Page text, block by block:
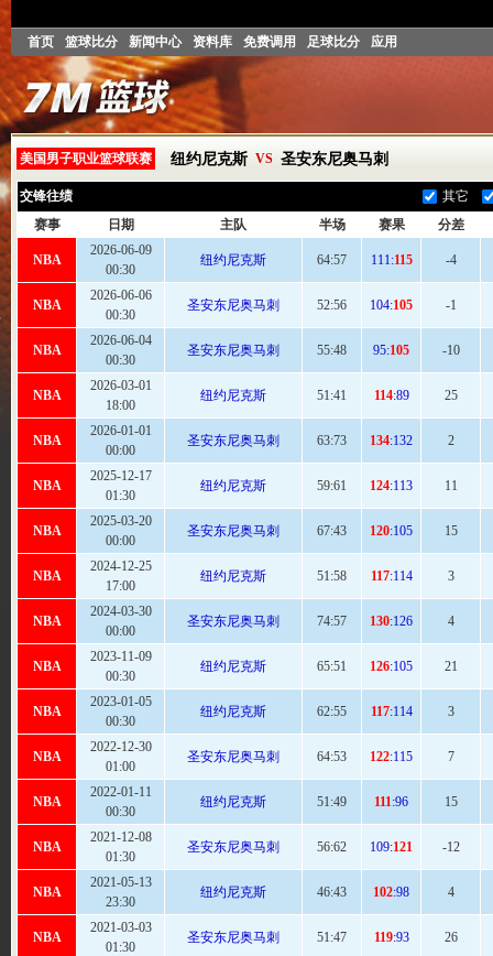
首页 篮球比分 新闻中心 资料库 免费调用 足球比分 应用
美国男子职业篮球联赛 纽约尼克斯 VS 圣安东尼奥马刺
交锋往绩
其它
赛事
日期 主队 半场 赛果 分差
NBA
2026-06-09
00:30
纽约尼克斯 64:57 111:115 -4
NBA
2026-06-06
00:30
圣安东尼奥马刺 52:56 104:105 -1
NBA
2026-06-04
00:30
圣安东尼奥马刺 55:48 95:105 -10
NBA
2026-03-01
18:00
纽约尼克斯 51:41 114:89 25
NBA
2026-01-01
00:00
圣安东尼奥马刺 63:73 134:132 2
NBA
2025-12-17
01:30
纽约尼克斯 59:61 124:113 11
NBA
2025-03-20
00:00
圣安东尼奥马刺 67:43 120:105 15
NBA
2024-12-25
17:00
纽约尼克斯 51:58 117:114 3
NBA
2024-03-30
00:00
圣安东尼奥马刺 74:57 130:126 4
NBA
2023-11-09
00:30
纽约尼克斯 65:51 126:105 21
NBA
2023-01-05
00:30
纽约尼克斯 62:55 117:114 3
NBA
2022-12-30
01:00
圣安东尼奥马刺 64:53 122:115 7
NBA
2022-01-11
00:30
纽约尼克斯 51:49 111:96 15
NBA
2021-12-08
01:30
圣安东尼奥马刺 56:62 109:121 -12
NBA
2021-05-13
23:30
纽约尼克斯 46:43 102:98 4
NBA
2021-03-03
01:30
圣安东尼奥马刺 51:47 119:93 26